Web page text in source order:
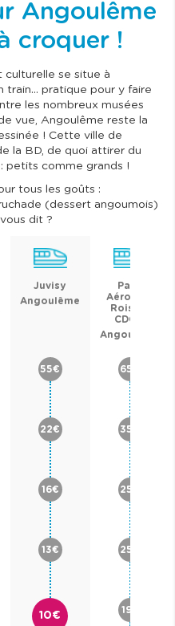
Angoulême
croquer !
se situe à
train… pratique pour y faire
les nombreux musées
vue, Angoulême reste la
! Cette ville de
la BD, de quoi attirer du
petits comme grands !
tous les goûts :
(dessert angoumois)
dit ?
Juvisy
Angoulême
55€
22€
16€
13€
10€
Paris
Aéroport
Roissy-
CDG 2
Angoulême
65€
35€
25€
25€
19€